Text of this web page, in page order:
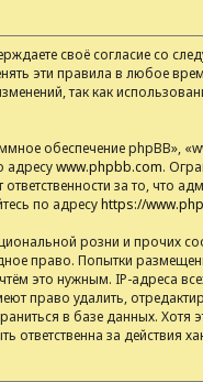
своё согласие со
эти правила в любое
так как
обеспечение phpBB»,
адресуwww.phpbb.com.
за то, что
по адресуhttps://
розни и прочих
право. Попытки
это нужным. IP-адреса
право удалить,
в базе данных. Хотя
за действия